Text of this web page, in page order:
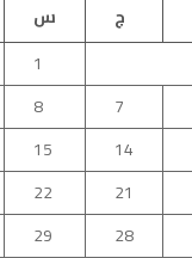
ج
س
1
7
8
14
15
21
22
28
29